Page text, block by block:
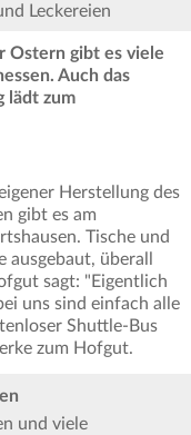
Leckereien
Ostern gibt es viele
Auch das
lädt zum
Herstellung des
gibt es am
Tische und
ausgebaut, überall
sagt: "Eigentlich
uns sind einfach alle
Shuttle-Bus
zum Hofgut.
und viele